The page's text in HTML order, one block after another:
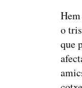
o
que